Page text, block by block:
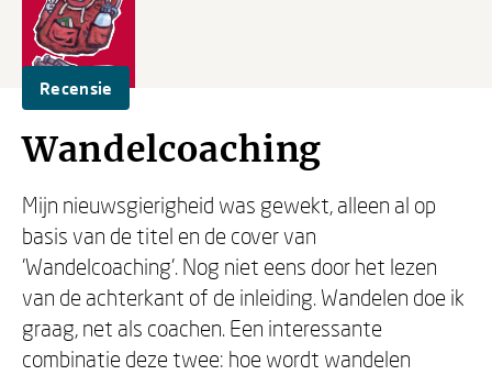
Recensie
Wandelcoaching
Mijn nieuwsgierigheid was gewekt, alleen al op
basis van de titel en de cover van
'Wandelcoaching'. Nog niet eens door het lezen
van de achterkant of de inleiding. Wandelen doe ik
graag, net als coachen. Een interessante
combinatie deze twee: hoe wordt wandelen